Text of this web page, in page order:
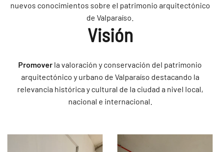
nuevos conocimientos sobre el patrimonio arquitectónico
de Valparaíso.
Visión
Promover la valoración y conservación del patrimonio
arquitectónico y urbano de Valparaíso destacando la
relevancia histórica y cultural de la ciudad a nivel local,
nacional e internacional.